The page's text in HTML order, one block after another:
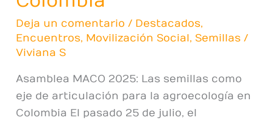
Deja un comentario / Destacados,
Encuentros, Movilización Social, Semillas /
Viviana S
Asamblea MACO 2025: Las semillas como
eje de articulación para la agroecología en
Colombia El pasado 25 de julio, el